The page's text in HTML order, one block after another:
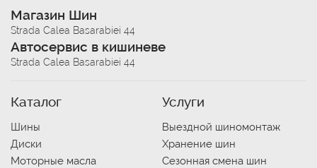
Магазин Шин
Strada Calea Basarabiei 44
Автосервис в кишиневе
Strada Calea Basarabiei 44
Каталог
Шины
Диски
Моторные масла
Услуги
Выездной шиномонтаж
Хранение шин
Сезонная смена шин